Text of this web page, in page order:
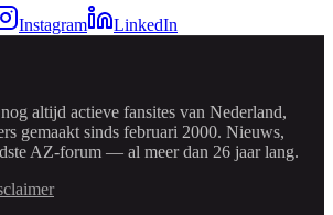
Instagram LinkedIn
altijd actieve fansites van Nederland,
gemaakt sinds februari 2000. Nieuws,
AZ-forum — al meer dan 26 jaar lang.